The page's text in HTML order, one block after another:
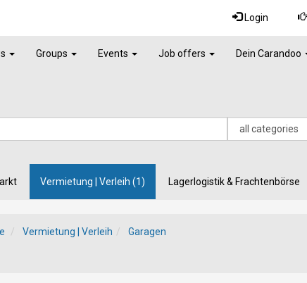
Login
Groups Events Job offers Dein Carandoo
Vermietung | Verleih (1) Lagerlogistik & Frachtenbörse
Vermietung | Verleih Garagen